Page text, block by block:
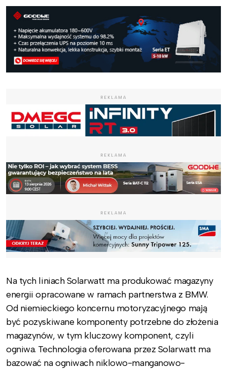
REKLAMA
REKLAMA
REKLAMA
Na tych liniach Solarwatt ma produkować magazyny
energii opracowane w ramach partnerstwa z BMW.
Od niemieckiego koncernu motoryzacyjnego mają
być pozyskiwane komponenty potrzebne do złożenia
magazynów, w tym kluczowy komponent, czyli
ogniwa. Technologia oferowana przez Solarwatt ma
bazować na ogniwach niklowo-manganowo-